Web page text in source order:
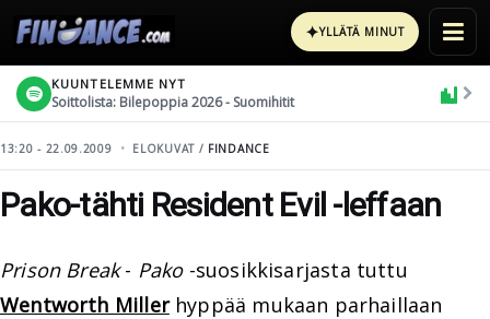
✦YLLÄTÄ MINUT
KUUNTELEMME NYT
Soittolista: Bilepoppia 2026 - Suomihitit
13:20 - 22.09.2009 ELOKUVAT / FINDANCE
Pako-tähti Resident Evil -leffaan
Prison Break- Pako-suosikkisarjasta tuttu
Wentworth Millerhyppää mukaan parhaillaan